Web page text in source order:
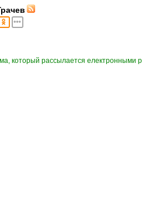
который рассылается електронными